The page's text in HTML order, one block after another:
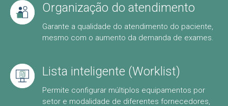
Organização do atendimento
Garante a qualidade do atendimento do paciente,
mesmo com o aumento da demanda de exames.
Lista inteligente (Worklist)
Permite configurar múltiplos equipamentos por
setor e modalidade de diferentes fornecedores,